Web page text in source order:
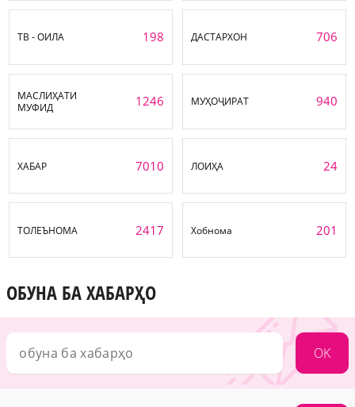
ТВ - ОИЛА 198 ДАСТАРХОН 706
МАСЛИҲАТИ
МУФИД
1246 МУҲОҶИРАТ 940
ХАБАР 7010 ЛОИҲА 24
ТОЛЕЪНОМА 2417 Хобнома 201
ОБУНА БА ХАБАРҲО
OK